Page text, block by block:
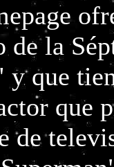
de la
que
que
de